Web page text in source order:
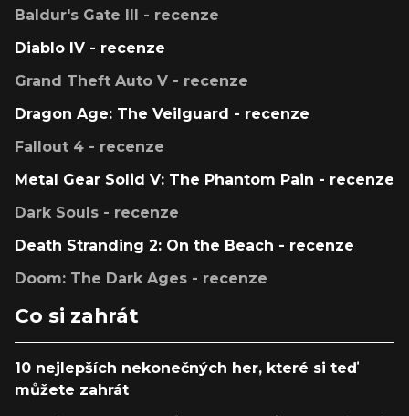
Baldur's Gate III - recenze
Diablo IV - recenze
Grand Theft Auto V - recenze
Dragon Age: The Veilguard - recenze
Fallout 4 - recenze
Metal Gear Solid V: The Phantom Pain - recenze
Dark Souls - recenze
Death Stranding 2: On the Beach - recenze
Doom: The Dark Ages - recenze
Co si zahrát
10 nejlepších nekonečných her, které si teď
můžete zahrát